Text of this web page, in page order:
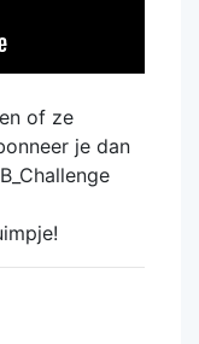
of ze
je dan